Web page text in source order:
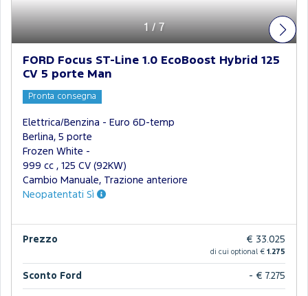
1/ 7
FORD Focus ST-Line 1.0 EcoBoost Hybrid 125
CV 5 porte Man
Pronta consegna
Elettrica/Benzina - Euro 6D-temp
Berlina, 5 porte
Frozen White -
999 cc , 125 CV (92KW)
Cambio Manuale, Trazione anteriore
Neopatentati Sì
Prezzo € 33.025
di cui optional € 1.275
Sconto Ford - € 7.275